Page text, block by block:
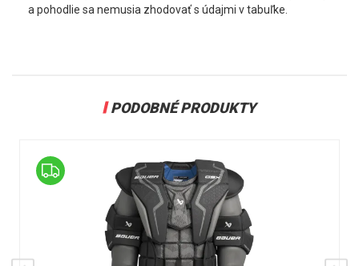
a pohodlie sa nemusia zhodovať s údajmi v tabuľke.
PODOBNÉ PRODUKTY